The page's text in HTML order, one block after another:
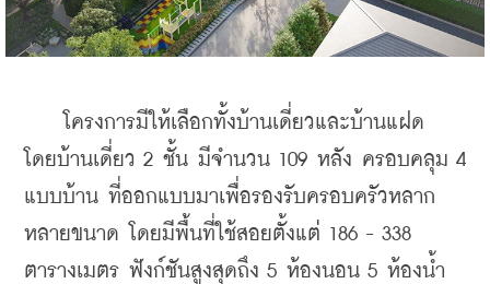
โครงการมีให้เลือกทั้งบ้านเดี่ยวและบ้านแฝด
โดยบ้านเดี่ยว 2 ชั้น มีจำนวน 109 หลัง ครอบคลุม 4
แบบบ้าน ที่ออกแบบมาเพื่อรองรับครอบครัวหลาก
หลายขนาด โดยมีพื้นที่ใช้สอยตั้งแต่ 186 - 338
ตารางเมตร ฟังก์ชันสูงสุดถึง 5 ห้องนอน 5 ห้องน้ำ